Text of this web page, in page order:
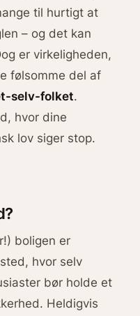
til hurtigt at
– og det kan
er virkeligheden,
følsomme del af
selv-folket.
hvor dine
lov siger stop.
boligen er
hvor selv
bør holde et
Heldigvis